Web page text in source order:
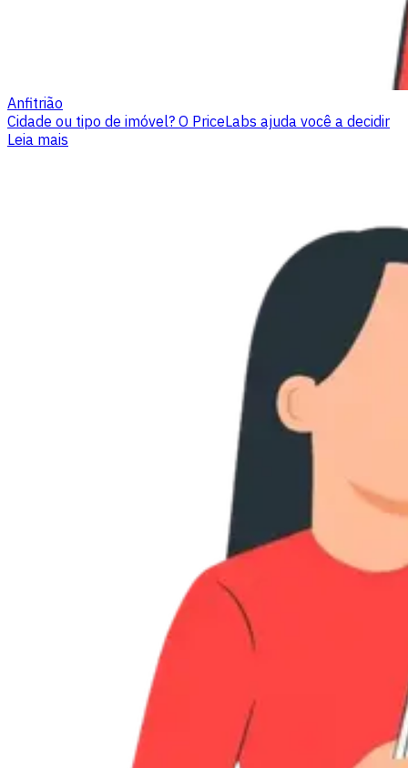
Anfitrião
Cidade ou tipo de imóvel? O PriceLabs ajuda você a decidir
Leia mais